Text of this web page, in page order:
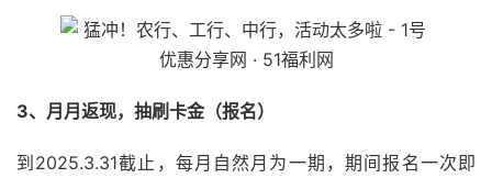
3、月月返现，抽刷卡金（报名）
到2025.3.31截止，每月自然月为一期，期间报名一次即